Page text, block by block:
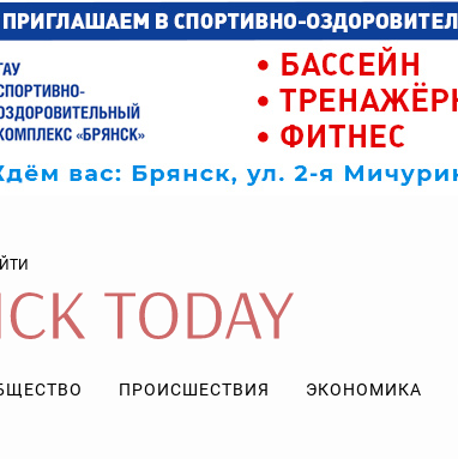
ПРОИСШЕСТВИЯ ЭКОНОМИКА